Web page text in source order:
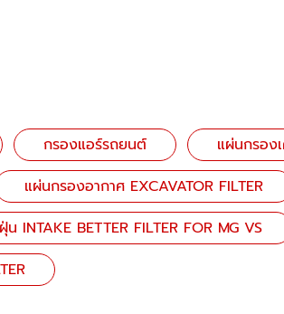
กรองแอร์รถยนต์
แผ่นกรอง
แผ่นกรองอากาศ EXCAVATOR FILTER
INTAKE BETTER FILTER FOR MG VS